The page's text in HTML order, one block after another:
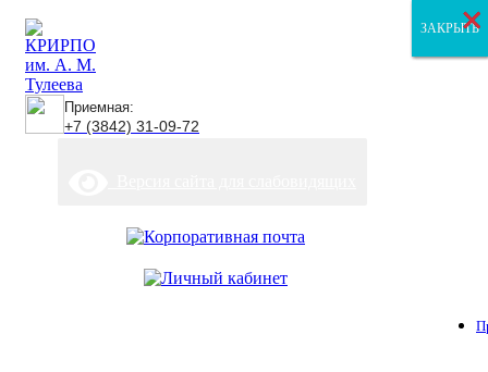
Приемная:
+7 (3842) 31-09-72
ЗАКРЫТЬ
ЗАКРЫТЬ
ЗАКРЫТЬ
×
×
×